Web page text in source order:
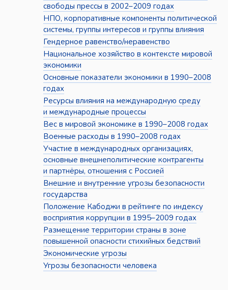
свободы прессы в 2002–2009 годах
НПО, корпоративные компоненты политической
системы, группы интересов и группы влияния
Гендерное равенство/неравенство
Национальное хозяйство в контексте мировой
экономики
Основные показатели экономики в 1990–2008
годах
Ресурсы влияния на международную среду
и международные процессы
Вес в мировой экономике в 1990–2008 годах
Военные расходы в 1990–2008 годах
Участие в международных организациях,
основные внешнеполитические контрагенты
и партнёры, отношения с Россией
Внешние и внутренние угрозы безопасности
государства
Положение Кабоджи в рейтинге по индексу
восприятия коррупции в 1995–2009 годах
Размещение территории страны в зоне
повышенной опасности стихийных бедствий
Экономические угрозы
Угрозы безопасности человека